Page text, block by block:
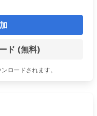
ド (無料)
ロードされます。